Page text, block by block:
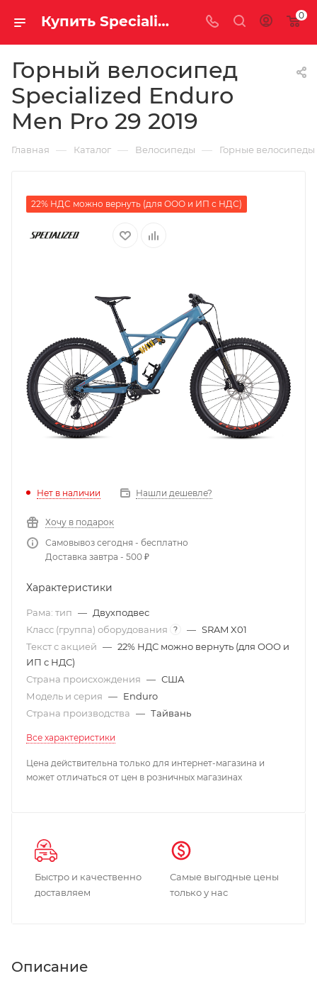
Купить Specialized Enduro Men Pro 29 2019 за рублей, а со скидкой 0
Горный велосипед
Specialized Enduro
Men Pro 29 2019
Главная — Каталог — Велосипеды — Горные велосипеды
22% НДС можно вернуть (для ООО и ИП с НДС)
Нет в наличии Нашли дешевле?
Хочу в подарок
Самовывоз сегодня - бесплатно
Доставка завтра - 500 ₽
Характеристики
Рама: тип — Двухподвес
Класс (группа) оборудования
? — SRAM X01
Текст с акцией — 22% НДС можно вернуть (для ООО и
ИП с НДС)
Страна происхождения — США
Модель и серия — Enduro
Страна производства — Тайвань
Все характеристики
Цена действительна только для интернет-магазина и
может отличаться от цен в розничных магазинах
Быстро и качественно
доставляем
Самые выгодные цены
только у нас
Описание